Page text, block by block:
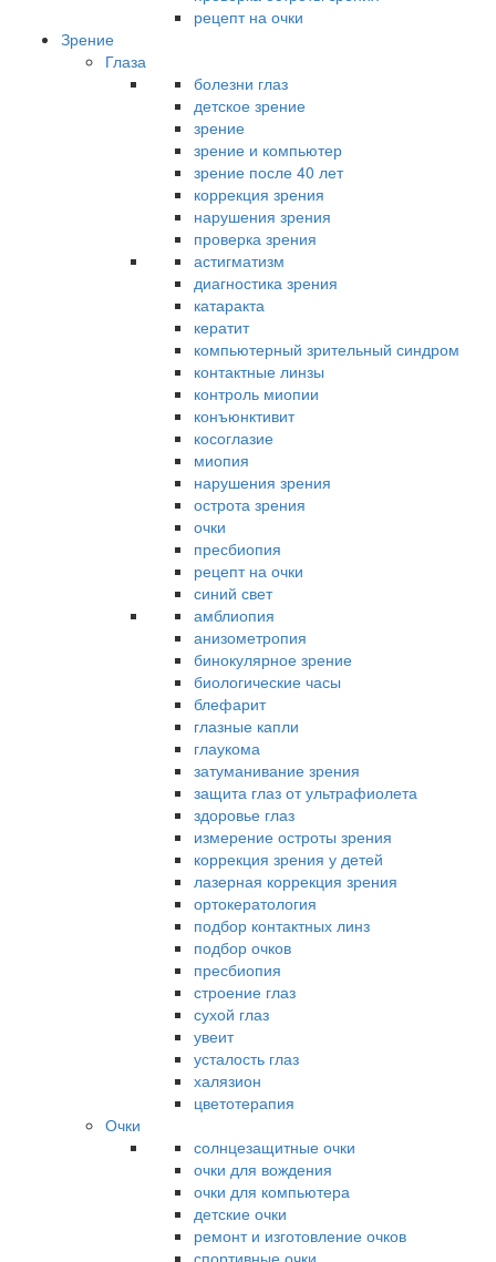
рецепт на очки
Зрение
Глаза
болезни глаз
детское зрение
зрение
зрение и компьютер
зрение после 40 лет
коррекция зрения
нарушения зрения
проверка зрения
астигматизм
диагностика зрения
катаракта
кератит
компьютерный зрительный синдром
контактные линзы
контроль миопии
конъюнктивит
косоглазие
миопия
нарушения зрения
острота зрения
очки
пресбиопия
рецепт на очки
синий свет
амблиопия
анизометропия
бинокулярное зрение
биологические часы
блефарит
глазные капли
глаукома
затуманивание зрения
защита глаз от ультрафиолета
здоровье глаз
измерение остроты зрения
коррекция зрения у детей
лазерная коррекция зрения
ортокератология
подбор контактных линз
подбор очков
пресбиопия
строение глаз
сухой глаз
увеит
усталость глаз
халязион
цветотерапия
Очки
солнцезащитные очки
очки для вождения
очки для компьютера
детские очки
ремонт и изготовление очков